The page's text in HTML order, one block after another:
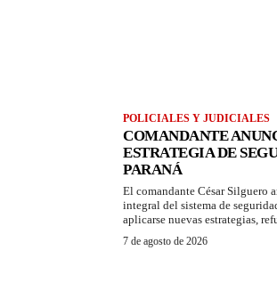
POLICIALES Y JUDICIALES
COMANDANTE
ESTRATEGIA DE
PARANÁ
El comandante César Silguero
integral del sistema de
aplicarse nuevas estrategias,
7 de agosto de 2026